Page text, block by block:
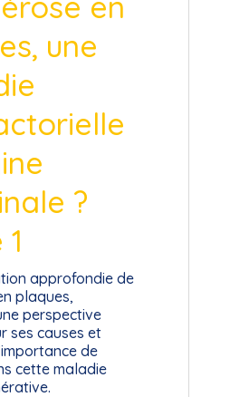
une
?
approfondie de
plaques,
perspective
ses causes et
de
cette maladie